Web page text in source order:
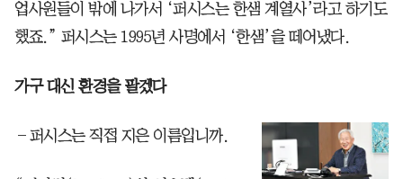
업사원들이 밖에 나가서 ‘퍼시스는 한샘 계열사’라고 하기도
했죠.” 퍼시스는 1995년 사명에서 ‘한샘’을 떼어냈다.
가구 대신 환경을 팔겠다
―퍼시스는 직접 지은 이름입니까.